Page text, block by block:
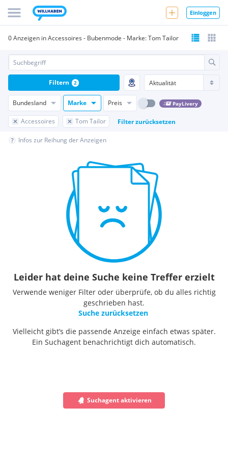
Einloggen
0 Anzeigen in Accessoires - Bubenmode - Marke: Tom Tailor
Bundesland Marke Preis PayLivery
Accessoires Tom Tailor Filter zurücksetzen
Filtern 2
Infos zur Reihung der Anzeigen
Leider hat deine Suche keine Treffer erzielt
Verwende weniger Filter oder überprüfe, ob du alles richtig
geschrieben hast.
Suche zurücksetzen
Vielleicht gibt’s die passende Anzeige einfach etwas später.
Ein Suchagent benachrichtigt dich automatisch.
Suchagent aktivieren